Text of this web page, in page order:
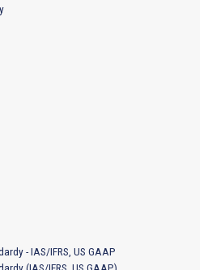
- IAS/IFRS, US GAAP